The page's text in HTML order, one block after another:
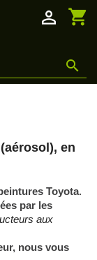
shopping_cart
person_outline

en
Toyota.
par les
aux
nous vous